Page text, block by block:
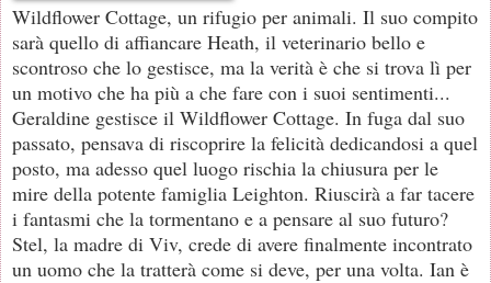
Wildflower Cottage, un rifugio per animali. Il suo compito
sarà quello di affiancare Heath, il veterinario bello e
scontroso che lo gestisce, ma la verità è che si trova lì per
un motivo che ha più a che fare con i suoi sentimenti...
Geraldine gestisce il Wildflower Cottage. In fuga dal suo
passato, pensava di riscoprire la felicità dedicandosi a quel
posto, ma adesso quel luogo rischia la chiusura per le
mire della potente famiglia Leighton. Riuscirà a far tacere
i fantasmi che la tormentano e a pensare al suo futuro?
Stel, la madre di Viv, crede di avere finalmente incontrato
un uomo che la tratterà come si deve, per una volta. Ian è